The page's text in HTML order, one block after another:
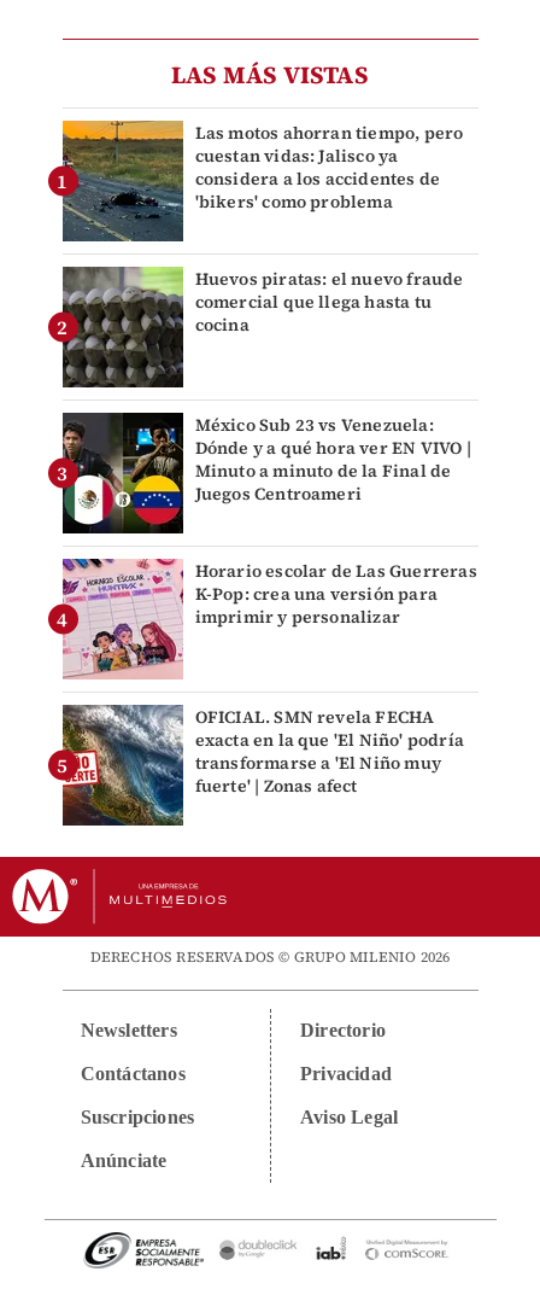
LAS MÁS VISTAS
Las motos ahorran tiempo, pero
cuestan vidas: Jalisco ya
considera a los accidentes de
'bikers' como problema
Huevos piratas: el nuevo fraude
comercial que llega hasta tu
cocina
México Sub 23 vs Venezuela:
Dónde y a qué hora ver EN VIVO |
Minuto a minuto de la Final de
Juegos Centroameri
Horario escolar de Las Guerreras
K-Pop: crea una versión para
imprimir y personalizar
OFICIAL. SMN revela FECHA
exacta en la que 'El Niño' podría
transformarse a 'El Niño muy
fuerte' | Zonas afect
DERECHOS RESERVADOS © GRUPO MILENIO 2026
Newsletters
Contáctanos
Suscripciones
Anúnciate
Directorio
Privacidad
Aviso Legal